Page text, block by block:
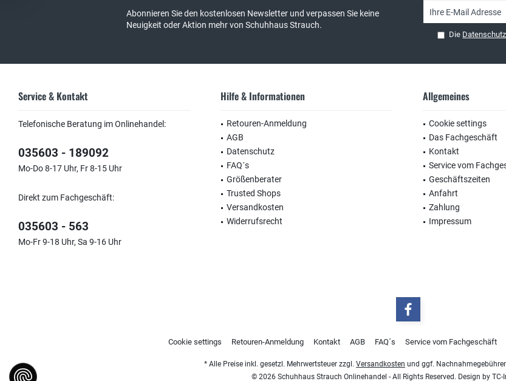
Abonnieren Sie den kostenlosen Newsletter und verpassen Sie keine
Neuigkeit oder Aktion mehr von Schuhhaus Strauch.
Die
Service & Kontakt
Telefonische Beratung im Onlinehandel:
035603 - 189092
Mo-Do 8-17 Uhr, Fr 8-15 Uhr
Direkt zum Fachgeschäft:
035603 - 563
Mo-Fr 9-18 Uhr, Sa 9-16 Uhr
Hilfe & Informationen
Retouren-Anmeldung
AGB
Datenschutz
FAQ´s
Größenberater
Trusted Shops
Versandkosten
Widerrufsrecht
Allgemeines
Cookie settings
Das Fachgeschäft
Kontakt
Service vom
Geschäftszeiten
Anfahrt
Zahlung
Impressum
Cookie settings Retouren-Anmeldung Kontakt AGB FAQ´s Service vom Fachgeschäft
* Alle Preise inkl. gesetzl. Mehrwertsteuer zzgl. Versandkosten und ggf.
© 2026 Schuhhaus Strauch Onlinehandel - All Rights Reserved. Design by TC-